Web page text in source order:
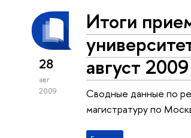
28
авг
2009
Итоги
август
Сводные данные по
магистратуру по